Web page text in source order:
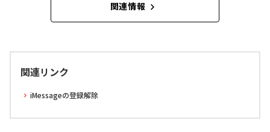
関連情報
関連リンク
iMessageの登録解除